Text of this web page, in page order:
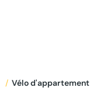
/ Vélo d'appartement